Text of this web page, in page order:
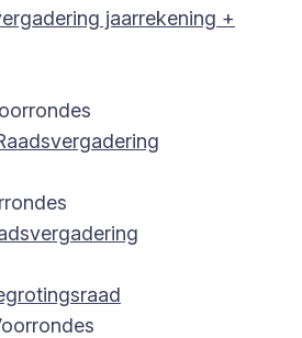
jaarrekening +